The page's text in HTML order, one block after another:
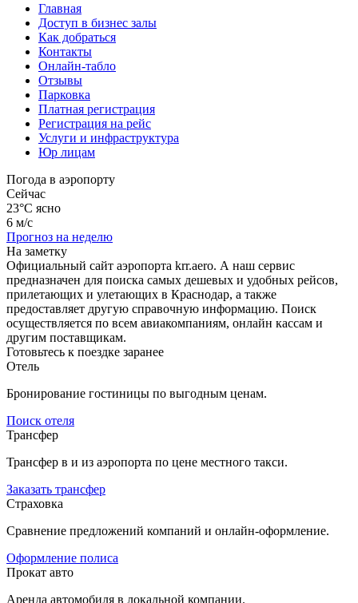
Главная
Доступ в бизнес залы
Как добраться
Контакты
Онлайн-табло
Отзывы
Парковка
Платная регистрация
Регистрация на рейс
Услуги и инфраструктура
Юр лицам
Погода в аэропорту
Сейчас
23°C ясно
6 м/с
Прогноз на неделю
На заметку
Официальный сайт аэропорта krr.aero. А наш сервис
предназначен для поиска самых дешевых и удобных рейсов,
прилетающих и улетающих в Краснодар, а также
предоставляет другую справочную информацию. Поиск
осуществляется по всем авиакомпаниям, онлайн кассам и
другим поставщикам.
Готовьтесь к поездке заранее
Отель
Бронирование гостиницы по выгодным ценам.
Поиск отеля
Трансфер
Трансфер в и из аэропорта по цене местного такси.
Заказать трансфер
Страховка
Сравнение предложений компаний и онлайн-оформление.
Оформление полиса
Прокат авто
Аренда автомобиля в локальной компании.